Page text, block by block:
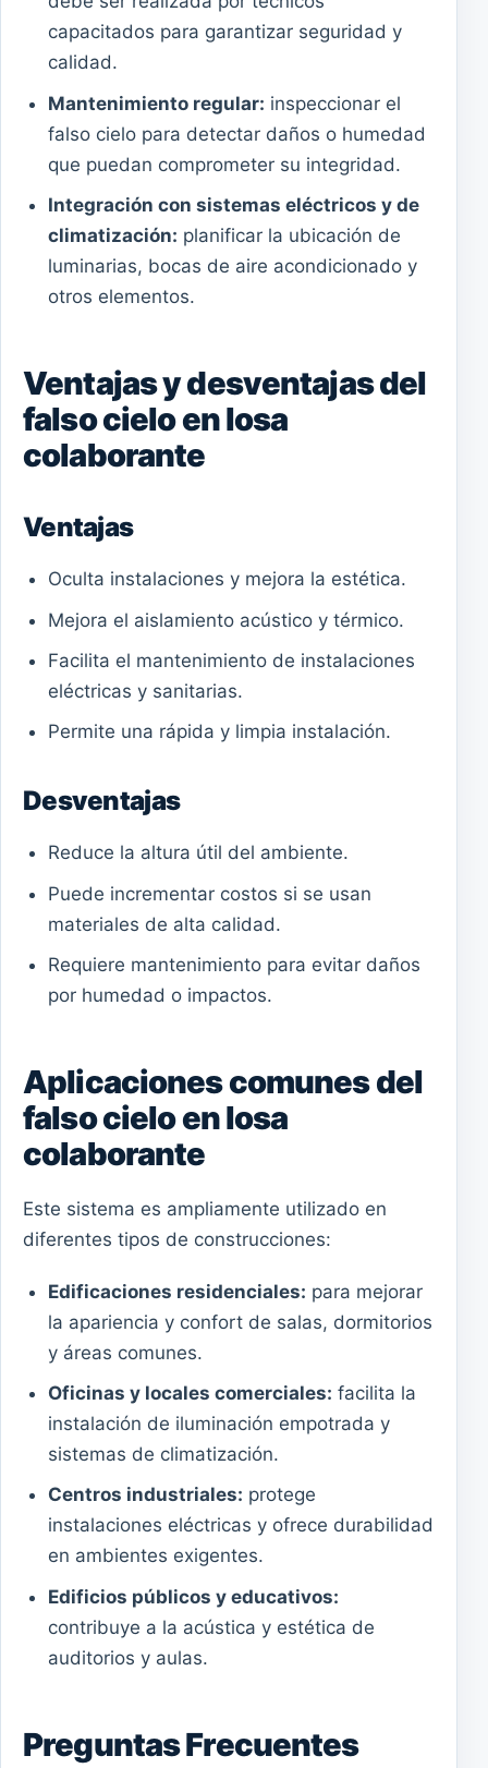
capacitados para garantizar seguridad y
calidad.
Mantenimiento regular: inspeccionar el
falso cielo para detectar daños o humedad
que puedan comprometer su integridad.
Integración con sistemas eléctricos y de
climatización: planificar la ubicación de
luminarias, bocas de aire acondicionado y
otros elementos.
Ventajas y desventajas del
falso cielo en losa
colaborante
Ventajas
Oculta instalaciones y mejora la estética.
Mejora el aislamiento acústico y térmico.
Facilita el mantenimiento de instalaciones
eléctricas y sanitarias.
Permite una rápida y limpia instalación.
Desventajas
Reduce la altura útil del ambiente.
Puede incrementar costos si se usan
materiales de alta calidad.
Requiere mantenimiento para evitar daños
por humedad o impactos.
Aplicaciones comunes del
falso cielo en losa
colaborante
Este sistema es ampliamente utilizado en
diferentes tipos de construcciones:
Edificaciones residenciales: para mejorar
la apariencia y confort de salas, dormitorios
y áreas comunes.
Oficinas y locales comerciales: facilita la
instalación de iluminación empotrada y
sistemas de climatización.
Centros industriales: protege
instalaciones eléctricas y ofrece durabilidad
en ambientes exigentes.
Edificios públicos y educativos:
contribuye a la acústica y estética de
auditorios y aulas.
Preguntas Frecuentes